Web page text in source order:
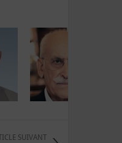
SUIVANT